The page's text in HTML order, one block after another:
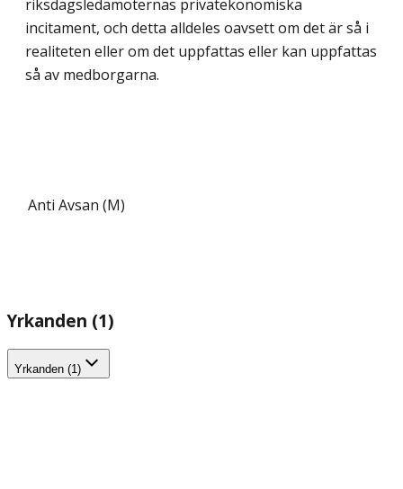
riksdagsledamöternas privatekonomiska
incitament, och detta alldeles oavsett om det är så i
realiteten eller om det uppfattas eller kan uppfattas
så av medborgarna.
Anti Avsan (M)
Yrkanden (1)
Yrkanden (1)